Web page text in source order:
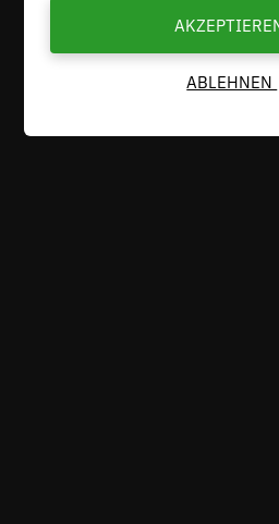
ABLEHNEN